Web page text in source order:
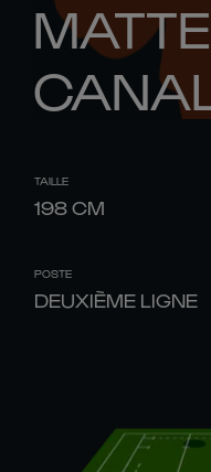
TAILLE
198CM
POSTE
DEUXIÈME LIGNE